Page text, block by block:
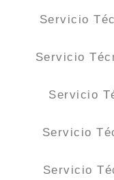
Servicio
Servicio
Servicio
Servicio
Servicio